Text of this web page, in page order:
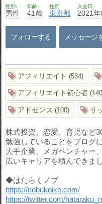
性別
男性
年齢
41歳
住所
東京都
入会日
2021年
フォローする メッセージ
アフィリエイト 534
アフィリエイト初心者
アドセンス 100 サ
株式投資、恋愛、育児など
勉強していることをブログ
大手企業、メガベンチャー
広いキャリアを積んできまし
◆はたらくノブ
https://nobukoike.com/
https://twitter.com/